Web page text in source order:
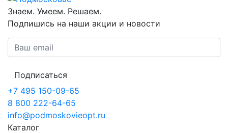
Знаем. Умеем. Решаем.
Подпишись на наши акции и новости
Подписаться
+7 495 150-09-65
8 800 222-64-65
info@podmoskovieopt.ru
Каталог